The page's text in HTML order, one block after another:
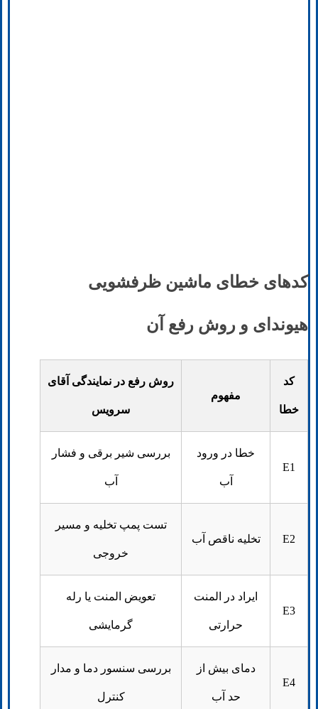
کدهای خطای ماشین ظرفشویی
هیوندای و روش رفع آن
کد
خطا
مفهوم
روش رفع در نمایندگی آقای
سرویس
E1
خطا در ورود
آب
بررسی شیر برقی و فشار
آب
E2 تخلیه ناقص آب
تست پمپ تخلیه و مسیر
خروجی
E3
ایراد در المنت
حرارتی
تعویض المنت یا رله
گرمایشی
E4
دمای بیش از
حد آب
بررسی سنسور دما و مدار
کنترل